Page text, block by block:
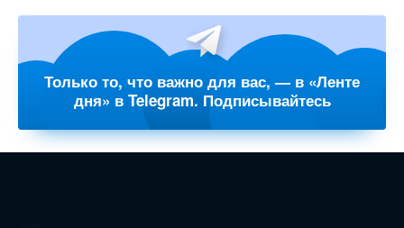
Только то, что важно для вас, — в «Ленте
дня» в Telegram. Подписывайтесь